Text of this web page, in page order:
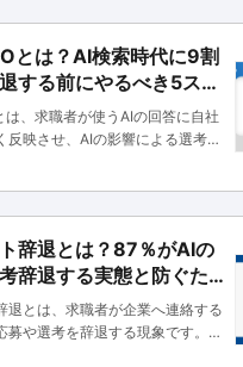
とは？AI検索時代に9割
する前にやるべき5ステ
、求職者が使うAIの回答に自社
反映させ、AIの影響による選考辞
の最適化です。本記事ではLANY
辞退とは？87％がAIの
辞退する実態と防ぐた
対策
退とは、求職者が企業へ連絡する
募や選考を辞退する現象です。本
の調査データ（n=111）をもと